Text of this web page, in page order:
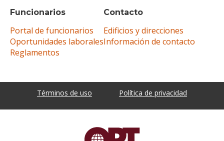
Funcionarios
Portal de funcionarios
Oportunidades laborales
Reglamentos
Contacto
Edificios y direcciones
Información de contacto
Términos de uso Política de privacidad